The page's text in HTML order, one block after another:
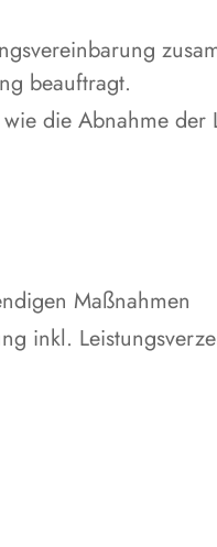
beauftragt.
die Abnahme
Maßnahmen
inkl.